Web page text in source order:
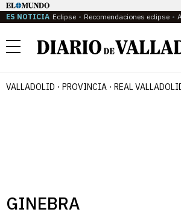
ES NOTICIA Eclipse Recomendaciones eclipse
Menú
VALLADOLID PROVINCIA REAL
GINEBRA